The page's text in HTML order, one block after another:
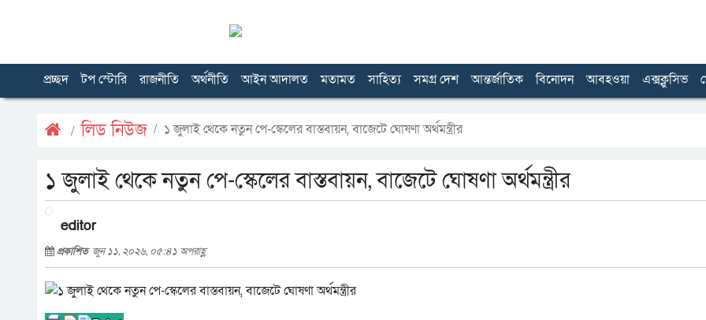
প্রচ্ছদ টপ স্টোরি রাজনীতি অর্থনীতি আইন আদালত মতামত সাহিত্য সমগ্র দেশ আন্তর্জাতিক বিনোদন আবহওয়া এক্সক্লুসিভ
লিড নিউজ ১ জুলাই থেকে নতুন পে-স্কেলের বাস্তবায়ন, বাজেটে ঘোষণা অর্থমন্ত্রীর
১ জুলাই থেকে নতুন পে-স্কেলের বাস্তবায়ন, বাজেটে ঘোষণা অর্থমন্ত্রীর
editor
প্রকাশিত জুন ১১, ২০২৬, ০৫:৪১ অপরাহ্ণ